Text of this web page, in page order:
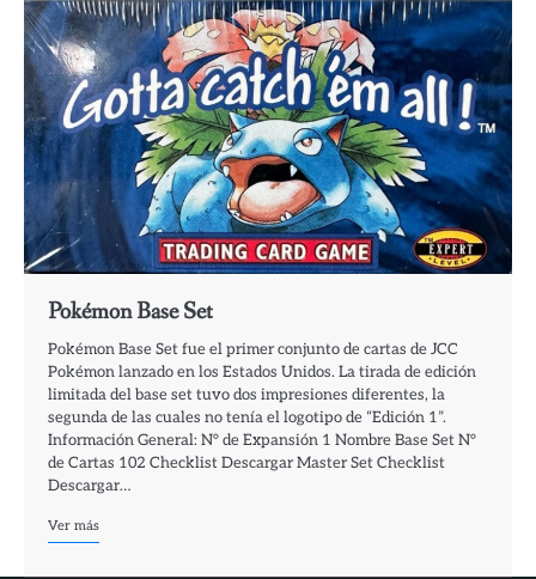
Pokémon Base Set
Pokémon Base Set fue el primer conjunto de cartas de JCC
Pokémon lanzado en los Estados Unidos. La tirada de edición
limitada del base set tuvo dos impresiones diferentes, la
segunda de las cuales no tenía el logotipo de “Edición 1”.
Información General: N° de Expansión 1 Nombre Base Set N°
de Cartas 102 Checklist Descargar Master Set Checklist
Descargar…
Ver más